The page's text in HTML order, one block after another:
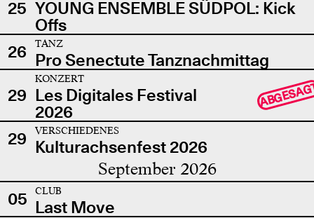
25 YOUNG ENSEMBLE SÜDPOL: Kick
Offs
26
TANZ
Pro Senectute Tanznachmittag
29
KONZERT
Les Digitales Festival
2026
29 VERSCHIEDENES
Kulturachsenfest 2026
September 2026
05 CLUB
Last Move